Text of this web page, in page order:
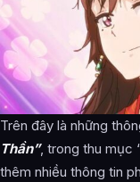
Trên đây là những
Thần”, trong thu mục
thêm nhiều thông tin